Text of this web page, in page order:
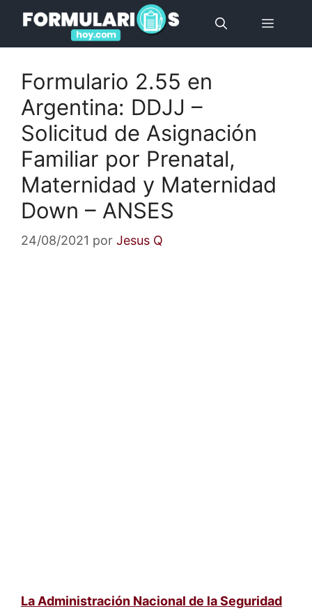
contenido
Menú
Formulario 2.55 en
Argentina: DDJJ –
Solicitud de Asignación
Familiar por Prenatal,
Maternidad y Maternidad
Down – ANSES
24/08/2021 por Jesus Q
La Administración Nacional de la Seguridad